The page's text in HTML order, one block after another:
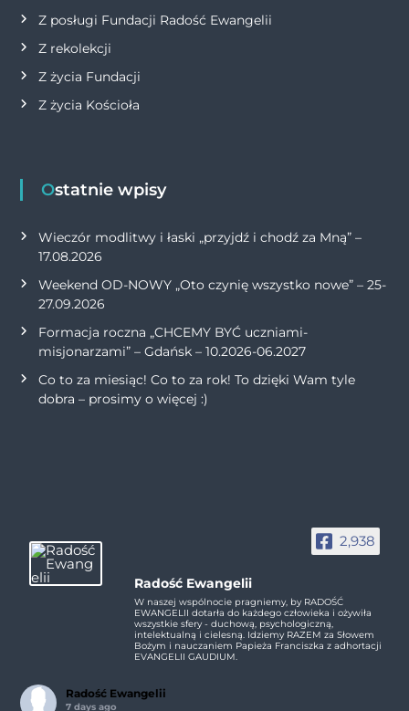
Z posługi Fundacji Radość Ewangelii
Z rekolekcji
Z życia Fundacji
Z życia Kościoła
Ostatnie wpisy
Wieczór modlitwy i łaski „przyjdź i chodź za Mną” –
17.08.2026
Weekend OD-NOWY „Oto czynię wszystko nowe” – 25-
27.09.2026
Formacja roczna „CHCEMY BYĆ uczniami-
misjonarzami” – Gdańsk – 10.2026-06.2027
Co to za miesiąc! Co to za rok! To dzięki Wam tyle
dobra – prosimy o więcej :)
2,938
Radość Ewangelii
W naszej wspólnocie pragniemy, by RADOŚĆ
EWANGELII dotarła do każdego człowieka i ożywiła
wszystkie sfery - duchową, psychologiczną,
intelektualną i cielesną. Idziemy RAZEM za Słowem
Bożym i nauczaniem Papieża Franciszka z adhortacji
EVANGELII GAUDIUM.
Radość Ewangelii
7 days ago